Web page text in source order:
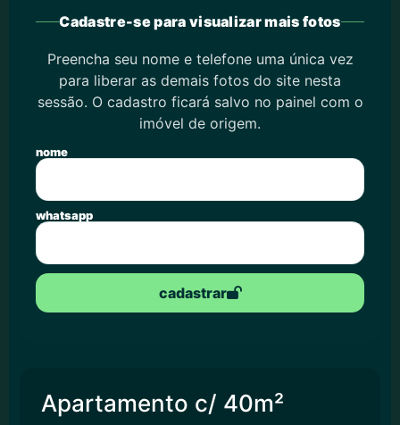
Cadastre-se para visualizar mais fotos
Preencha seu nome e telefone uma única vez
para liberar as demais fotos do site nesta
sessão. O cadastro ficará salvo no painel com o
imóvel de origem.
nome
whatsapp
cadastrar
Apartamento c/ 40m²